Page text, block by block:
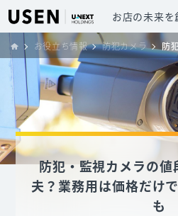
お店の未来を
お役立ち情報 防犯カメラ 防
防犯・監視カメラの値
夫？業務用は価格だけ
も